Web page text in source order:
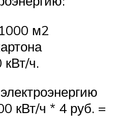
м2
кВт/ч.
кВт/ч * 4 руб. =